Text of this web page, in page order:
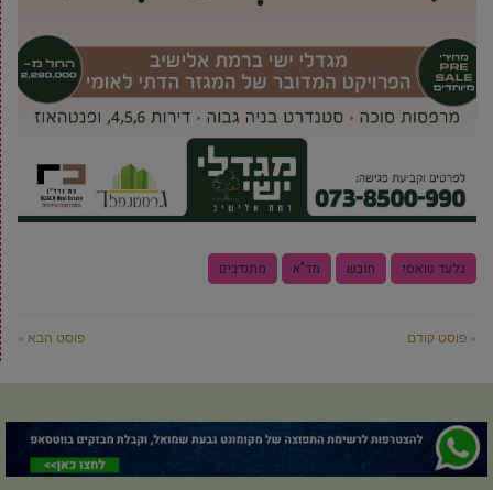
גלעד טואסי חובש מד"א מתנדבים
« פוסט קודם פוסט הבא »